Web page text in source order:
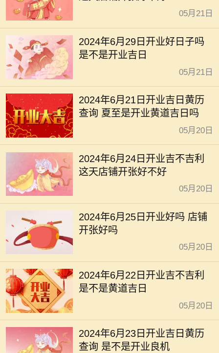
05月21日
2024年6月29日开业好日子吗
是不是开业吉日
05月21日
2024年6月21日开业吉日黄历
查询 夏至是开业黄道吉日吗
05月20日
2024年6月24日开业吉不吉利
这天店铺开张好不好
05月20日
2024年6月25日开业好吗 店铺
开张好吗
05月20日
2024年6月22日开业吉不吉利
是不是黄道吉日
05月20日
2024年6月23日开业吉日黄历
查询 是不是开业良机